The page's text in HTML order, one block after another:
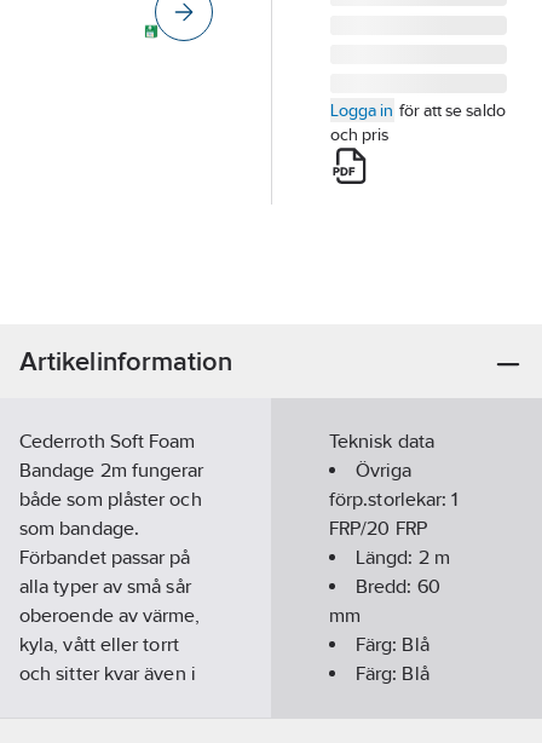
Logga in för att se saldo
och pris
Artikelinformation
Cederroth Soft Foam
Bandage 2m fungerar
både som plåster och
som bandage.
Förbandet passar på
alla typer av små sår
oberoende av värme,
kyla, vått eller torrt
och sitter kvar även i
Teknisk data
Övriga
förp.storlekar:1
FRP/20 FRP
Längd: 2m
Bredd: 60
mm
Färg: Blå
Färg: Blå